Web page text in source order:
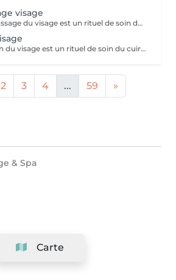
visage
Le Head spa avec massage du visage est un rituel de soin du cuir chevelu, des cheveux et du visage inspiré des pratiques japonaises. Il combine massage crânien, massage visage, techniques de détente et soins pour nettoyer en profondeur, stimuler la micro-circulation et soulager les tensions. Grâce à des mouvements lents et enveloppants, il procure une sensation de relaxation intense.
Le Head spa avec soin du visage est un rituel de soin du cuir chevelu, des cheveux et du visage inspiré des pratiques japonaises. Il combine massage crânien, soin visage, techniques de détente et soins pour nettoyer en profondeur, stimuler la micro-circulation et soulager les tensions. Grâce à des mouvements lents et enveloppants, il procure une sensation de relaxation intense.
2 3 4 ... 59 »
Carte
& Spa